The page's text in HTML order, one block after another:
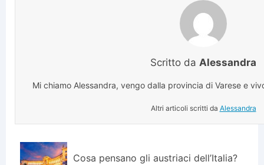
Scritto da Alessandra
Mi chiamo Alessandra, vengo dalla provincia di Varese e
Altri articoli scritti da Alessandra
Cosa pensano gli austriaci dell’Italia?